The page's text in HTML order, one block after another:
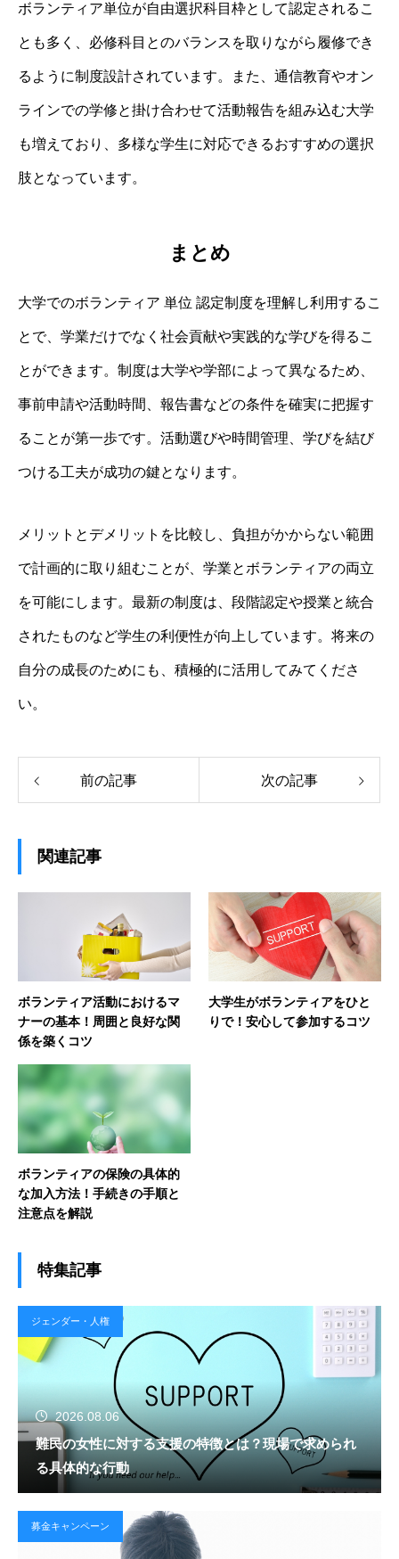
ボランティア単位が自由選択科目枠として認定されるこ
とも多く、必修科目とのバランスを取りながら履修でき
るように制度設計されています。また、通信教育やオン
ラインでの学修と掛け合わせて活動報告を組み込む大学
も増えており、多様な学生に対応できるおすすめの選択
肢となっています。
まとめ
大学でのボランティア 単位 認定制度を理解し利用するこ
とで、学業だけでなく社会貢献や実践的な学びを得るこ
とができます。制度は大学や学部によって異なるため、
事前申請や活動時間、報告書などの条件を確実に把握す
ることが第一歩です。活動選びや時間管理、学びを結び
つける工夫が成功の鍵となります。
メリットとデメリットを比較し、負担がかからない範囲
で計画的に取り組むことが、学業とボランティアの両立
を可能にします。最新の制度は、段階認定や授業と統合
されたものなど学生の利便性が向上しています。将来の
自分の成長のためにも、積極的に活用してみてくださ
い。
前の記事 次の記事
関連記事
ボランティア活動におけるマ
ナーの基本！周囲と良好な関
係を築くコツ
大学生がボランティアをひと
りで！安心して参加するコツ
ボランティアの保険の具体的
な加入方法！手続きの手順と
注意点を解説
特集記事
ジェンダー・人権
2026.08.06
難民の女性に対する支援の特徴とは？現場で求められ
る具体的な行動
募金キャンペーン